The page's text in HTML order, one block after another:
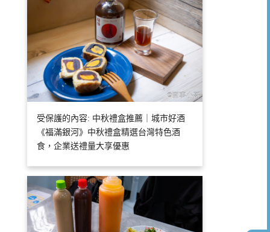
受保護的內容: 中秋禮盒推薦｜城市好酒
《福滿銀河》中秋禮盒精選台灣特色酒
食，企業送禮量大享優惠